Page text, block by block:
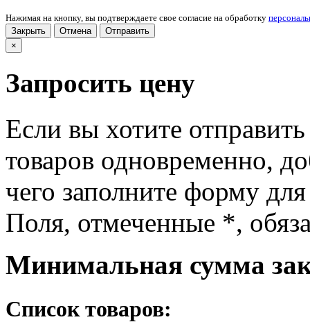
Нажимая на кнопку, вы подтверждаете свое согласие на обработку
Закрыть
Отмена
Отправить
×
Запросить цену
Если вы хотите
товаров одновременно,
чего заполните форму
Поля, отмеченные *,
Минимальная сумма
Список товаров: